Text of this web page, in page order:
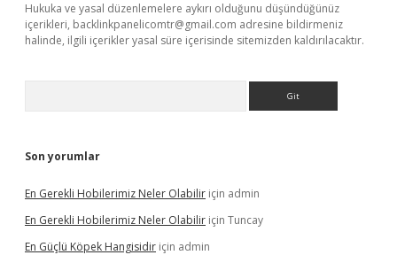
Hukuka ve yasal düzenlemelere aykırı olduğunu düşündüğünüz
içerikleri, backlinkpanelicomtr@gmail.com adresine bildirmeniz
halinde, ilgili içerikler yasal süre içerisinde sitemizden kaldırılacaktır.
Son yorumlar
En Gerekli Hobilerimiz Neler Olabilir için admin
En Gerekli Hobilerimiz Neler Olabilir için Tuncay
En Güçlü Köpek Hangisidir için admin